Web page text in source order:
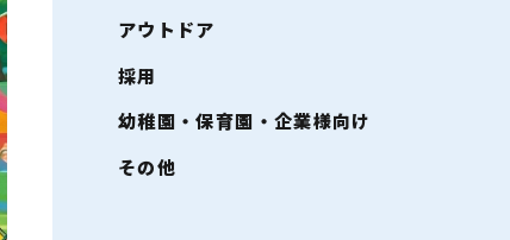
アウトドア
採用
幼稚園・保育園・企業様向け
その他